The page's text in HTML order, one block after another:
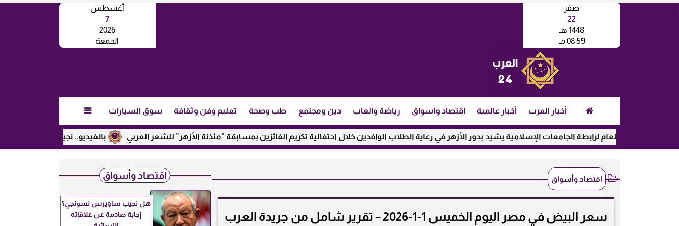
أغسطس
7
2026
الجمعة
صفر
22
1448 هـ
08:59 مـ
أخبار العرب أخبار عالمية اقتصاد وأسواق رياضة وألعاب دين ومجتمع طب وصحة تعليم وفن وثقافة سوق السيارات 
بالفيديو.. نجيب ساويرس يكشف عن رأيه في العام لرابطة الجامعات الإسلامية يشيد بدور الأزهر في رعاية الطلاب الوافدين خلال احتفالية تكريم الفائزين بمسابقة ”مئذنة الأزهر” للشعر العربي
اقتصاد وأسواق
سعر البيض في مصر اليوم الخميس 1-1-2026 – تقرير شامل من جريدة العرب
اقتصاد وأسواق
هل نجيب ساويرس نسونجي؟
إجابة صادمة عن علاقاته